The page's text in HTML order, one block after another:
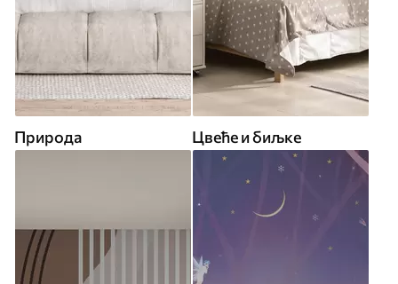
Природа Цвеће и биљке